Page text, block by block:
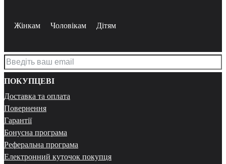
Жінкам Чоловікам Дітям
ПОКУПЦЕВІ
Доставка та оплата
Повернення
Гарантії
Бонусна програма
Реферальна програма
Електронний куточок покупця